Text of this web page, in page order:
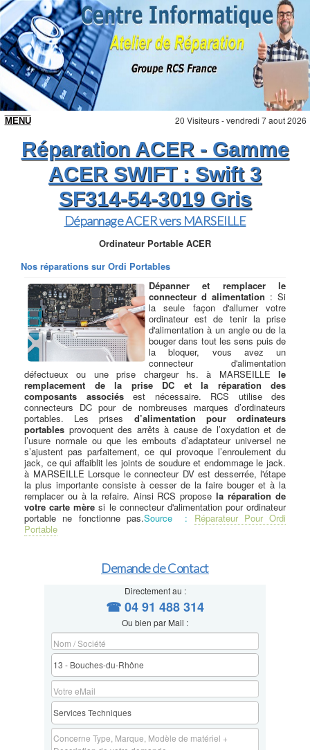
20 Visiteurs - vendredi 7 aout 2026
Réparation ACER - Gamme
ACER SWIFT : Swift 3
SF314-54-3019 Gris
Dépannage ACER vers MARSEILLE
Ordinateur Portable ACER
Nos réparations sur Ordi Portables
Dépanner et remplacer le
connecteur d alimentation : Si
la seule façon d'allumer votre
ordinateur est de tenir la prise
d'alimentation à un angle ou de la
bouger dans tout les sens puis de
la bloquer, vous avez un
connecteur d'alimentation
défectueux ou une prise chargeur hs. à MARSEILLE le
remplacement de la prise DC et la réparation des
composants associésest nécessaire. RCS utilise des
connecteurs DC pour de nombreuses marques d’ordinateurs
portables. Les prises d’alimentation pour ordinateurs
portables provoquent des arrêts à cause de l’oxydation et de
l’usure normale ou que les embouts d’adaptateur universel ne
s’ajustent pas parfaitement, ce qui provoque l’enroulement du
jack, ce qui affaiblit les joints de soudure et endommage le jack.
à MARSEILLE Lorsque le connecteur DV est desserrée, l'étape
la plus importante consiste à cesser de la faire bouger et à la
remplacer ou à la refaire. Ainsi RCS proposela réparation de
votre carte mère si le connecteur d'alimentation pour ordinateur
portable ne fonctionne pas.Source : Réparateur Pour Ordi
Portable
Demande de Contact
Directement au :
☎ 04 91 488 314
Ou bien par Mail :